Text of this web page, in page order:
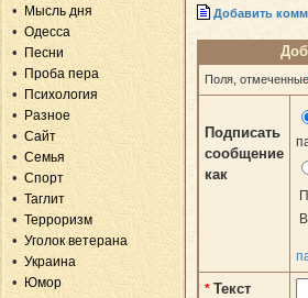
Мысль дня
Одесса
Песни
Проба пера
Психология
Разное
Сайт
Семья
Спорт
Таглит
Терроризм
Уголок ветерана
Украина
Юмор
Добавить
Поля, отмеченные
Подписать
сообщение
как
* Текст